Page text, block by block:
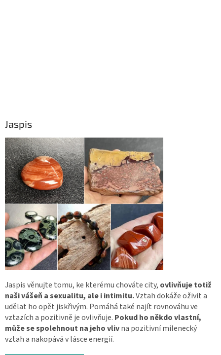
Jaspis
Jaspis věnujte tomu, ke kterému chováte city, ovlivňuje totiž
naši vášeň a sexualitu, ale i intimitu.Vztah dokáže oživit a
udělat ho opět jiskřivým. Pomáhá také najít rovnováhu ve
vztazích a pozitivně je ovlivňuje. Pokud ho někdo vlastní,
může se spolehnout na jeho vlivna pozitivní milenecký
vztah a nakopává v lásce energií.